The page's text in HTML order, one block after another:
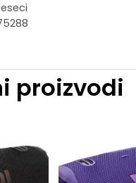
proizvodi